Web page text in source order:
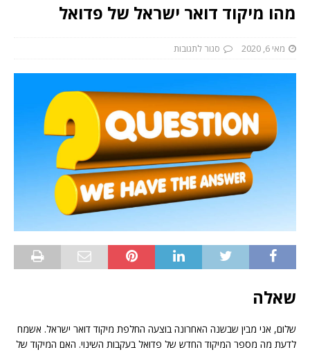
מהו מיקוד דואר ישראל של פדואל
מאי 6, 2020 סגור לתגובות
שאלה
שלום, אני מבין שבשנה האחרונה בוצעה החלפת מיקוד דואר ישראל. אשמח
לדעת מה מספר המיקוד החדש של פדואל בעקבות השינוי. האם המיקוד של